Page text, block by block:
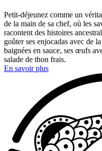
Petit-déjeunez comme un
de la main de sa chef, où les
racontent des histoires
goûter ses enjocadas avec de
baignées en sauce, ses œufs
salade de thon frais.
En savoir plus